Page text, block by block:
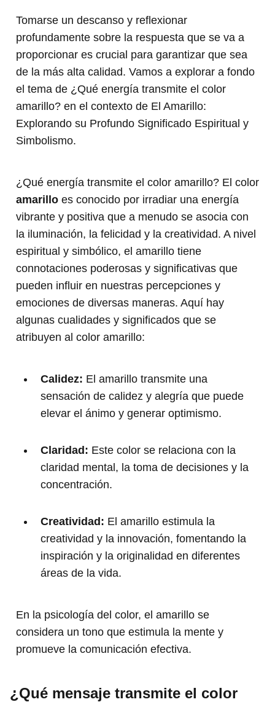
Tomarse un descanso y reflexionar
profundamente sobre la respuesta que se va a
proporcionar es crucial para garantizar que sea
de la más alta calidad. Vamos a explorar a fondo
el tema de ¿Qué energía transmite el color
amarillo? en el contexto de El Amarillo:
Explorando su Profundo Significado Espiritual y
Simbolismo.
¿Qué energía transmite el color amarillo? El color
amarillo es conocido por irradiar una energía
vibrante y positiva que a menudo se asocia con
la iluminación, la felicidad y la creatividad. A nivel
espiritual y simbólico, el amarillo tiene
connotaciones poderosas y significativas que
pueden influir en nuestras percepciones y
emociones de diversas maneras. Aquí hay
algunas cualidades y significados que se
atribuyen al color amarillo:
Calidez: El amarillo transmite una
sensación de calidez y alegría que puede
elevar el ánimo y generar optimismo.
Claridad: Este color se relaciona con la
claridad mental, la toma de decisiones y la
concentración.
Creatividad: El amarillo estimula la
creatividad y la innovación, fomentando la
inspiración y la originalidad en diferentes
áreas de la vida.
En la psicología del color, el amarillo se
considera un tono que estimula la mente y
promueve la comunicación efectiva.
¿Qué mensaje transmite el color